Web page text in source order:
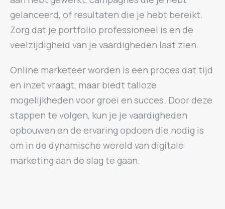
gelanceerd, of resultaten die je hebt bereikt.
Zorg dat je portfolio professioneel is en de
veelzijdigheid van je vaardigheden laat zien.
Online marketeer worden is een proces dat tijd
en inzet vraagt, maar biedt talloze
mogelijkheden voor groei en succes. Door deze
stappen te volgen, kun je je vaardigheden
opbouwen en de ervaring opdoen die nodig is
om in de dynamische wereld van digitale
marketing aan de slag te gaan.